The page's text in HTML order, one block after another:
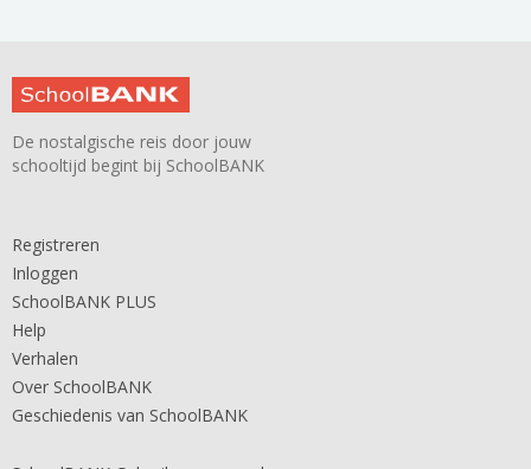
De nostalgische reis door jouw
schooltijd begint bij SchoolBANK
Registreren
Inloggen
SchoolBANK PLUS
Help
Verhalen
Over SchoolBANK
Geschiedenis van SchoolBANK